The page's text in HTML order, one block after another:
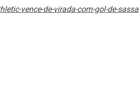
vence-de-virada-com-gol-de-sassa